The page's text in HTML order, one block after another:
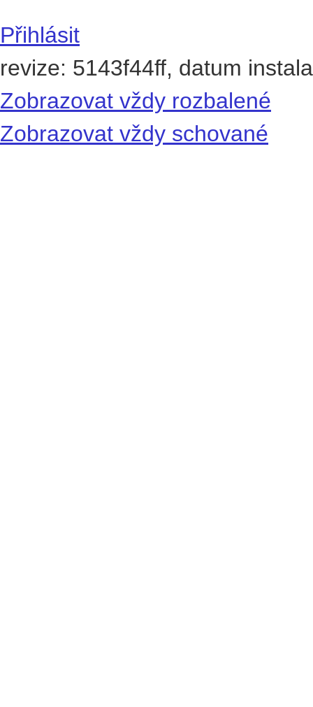
Přihlásit
revize: 5143f44ff, datum
Zobrazovat vždy rozbalené
Zobrazovat vždy schované